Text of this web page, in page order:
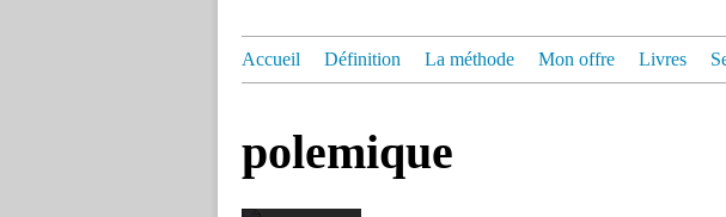
Accueil Définition La méthode Mon offre Livres
polemique